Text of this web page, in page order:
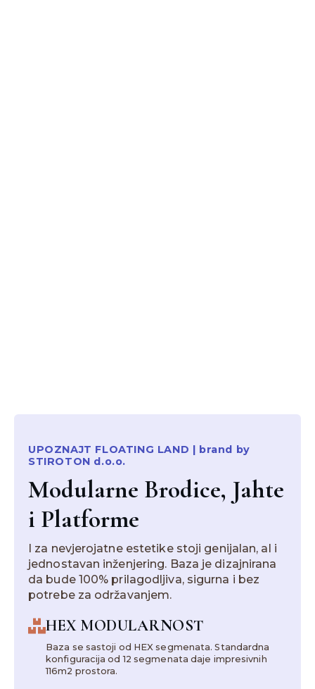
UPOZNAJT FLOATING LAND | brand by
STIROTON d.o.o.
Modularne Brodice, Jahte
i Platforme
I za nevjerojatne estetike stoji genijalan, al i
jednostavan inženjering. Baza je dizajnirana
da bude 100% prilagodljiva, sigurna i bez
potrebe za održavanjem.
HEX MODULARNOST
Baza se sastoji od HEX segmenata. Standardna
konfiguracija od 12 segmenata daje impresivnih
116m2 prostora.